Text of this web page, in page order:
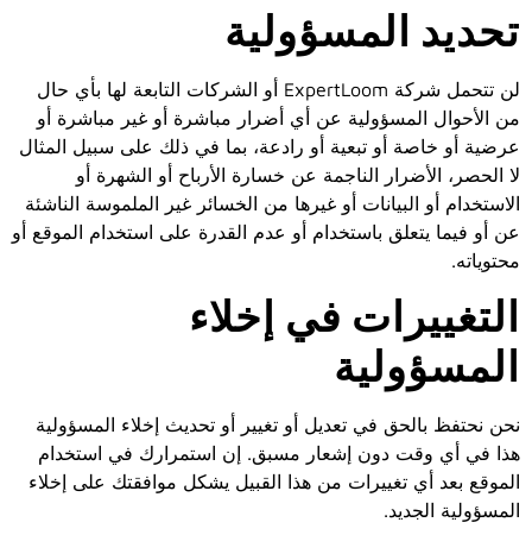
تحديد المسؤولية
لن تتحمل شركة ExpertLoom أو الشركات التابعة لها بأي حال
من الأحوال المسؤولية عن أي أضرار مباشرة أو غير مباشرة أو
عرضية أو خاصة أو تبعية أو رادعة، بما في ذلك على سبيل المثال
لا الحصر، الأضرار الناجمة عن خسارة الأرباح أو الشهرة أو
الاستخدام أو البيانات أو غيرها من الخسائر غير الملموسة الناشئة
عن أو فيما يتعلق باستخدام أو عدم القدرة على استخدام الموقع أو
محتوياته.
التغييرات في إخلاء
المسؤولية
نحن نحتفظ بالحق في تعديل أو تغيير أو تحديث إخلاء المسؤولية
هذا في أي وقت دون إشعار مسبق. إن استمرارك في استخدام
الموقع بعد أي تغييرات من هذا القبيل يشكل موافقتك على إخلاء
المسؤولية الجديد.